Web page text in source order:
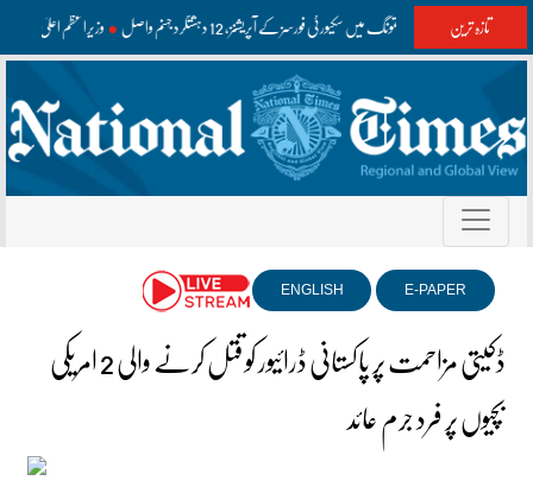
تازہ ترین واشک اور مستونگ میں سکیورٹی فورسز کے آپریشنز، 12 دہشتگرد جہنم واصل وزیراعظم اعلیٰ
E-PAPER
ENGLISH
ڈکیتی مزاحمت پر پاکستانی ڈرائیور کو قتل کرنے والی 2 امریکی
بچیوں پر فرد جرم عائد